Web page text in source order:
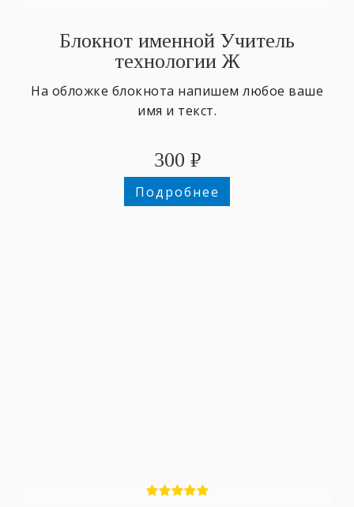
Блокнот именной Учитель
технологии Ж
На обложке блокнота напишем любое ваше
имя и текст.
300 ₽
Подробнее